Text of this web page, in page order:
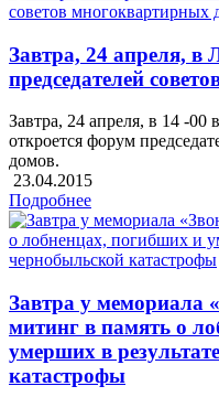
Завтра, 24 апреля, в
председателей
Завтра, 24 апреля, в 14 -00
откроется форум
домов.
23.04.2015
Подробнее
Завтра у мемориала
митинг в память о
умерших в
катастрофы